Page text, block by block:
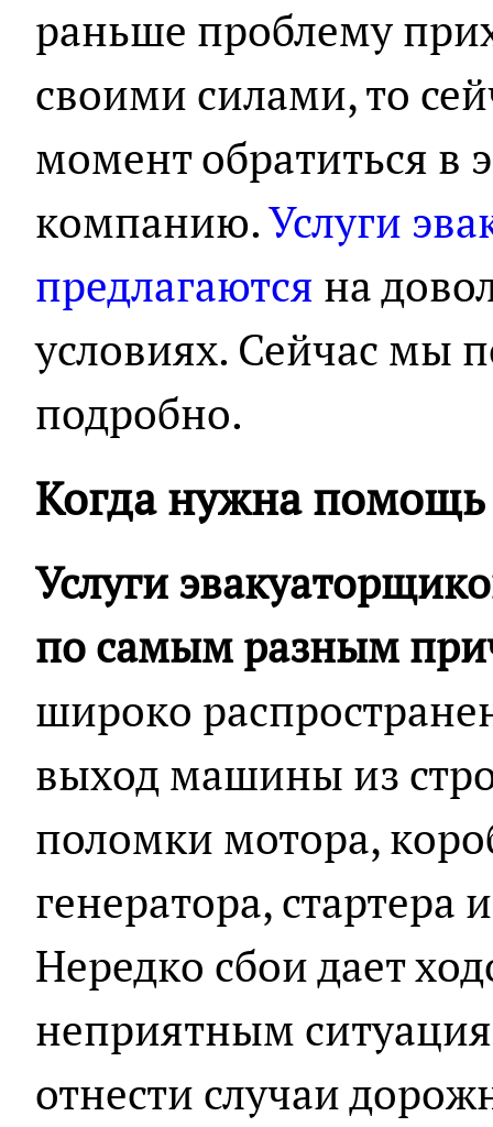
раньше проблему
своими силами, то
момент обратиться в
компанию.Услуги
предлагаются на
условиях. Сейчас мы
подробно.
Когда нужна помощь
Услуги
по самым разным
широко
выход машины из
поломки мотора,
генератора, стартера
Нередко сбои дает
неприятным
отнести случаи